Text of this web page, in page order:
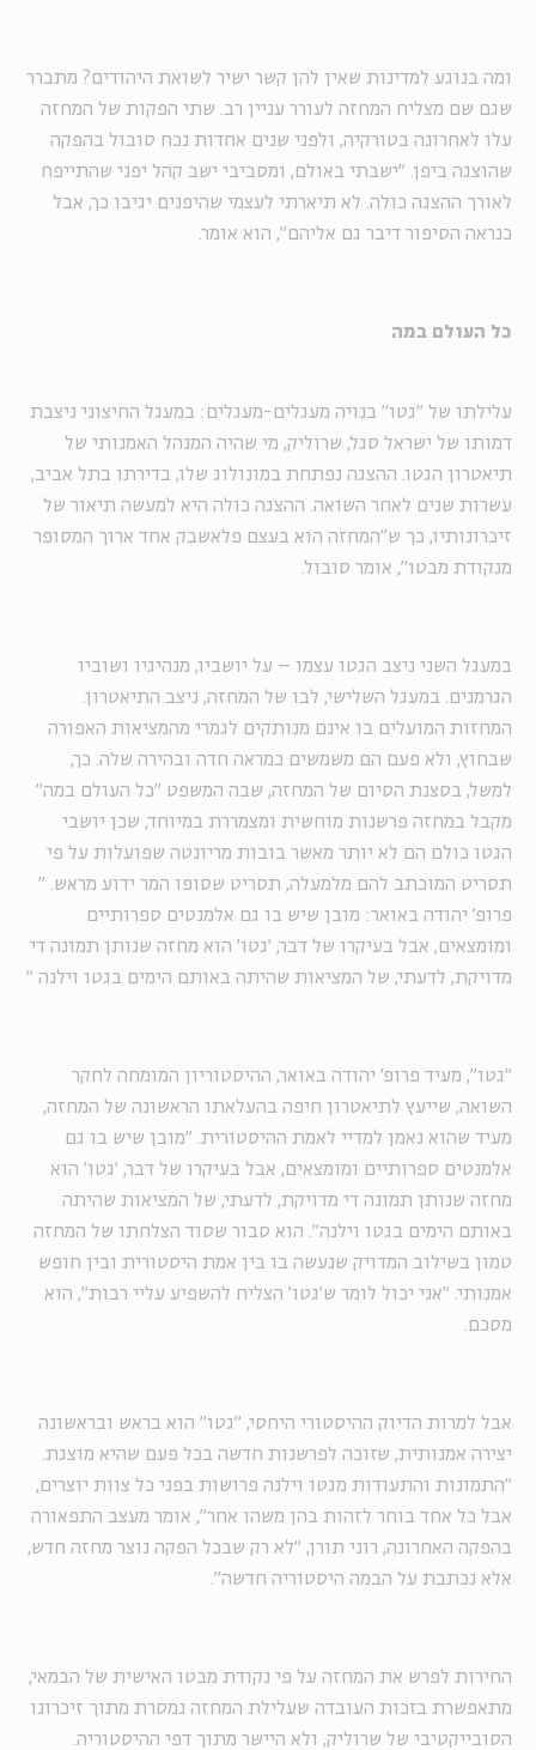
ומה בנוגע למדינות שאין להן קשר ישיר לשואת היהודים? מתברר
שגם שם מצליח המחזה לעורר עניין רב. שתי הפקות של המחזה
עלו לאחרונה בטורקיה, ולפני שנים אחדות נכח סובול בהפקה
שהוצגה ביפן. "ישבתי באולם, ומסביבי ישב קהל יפני שהתייפח
לאורך ההצגה כולה. לא תיארתי לעצמי שהיפנים יגיבו כך, אבל
כנראה הסיפור דיבר גם אליהם", הוא אומר.
כל העולם במה
עלילתו של "גטו" בנויה מעגלים-מעגלים: במעגל החיצוני ניצבת
דמותו של ישראל סגל, שרוליק, מי שהיה המנהל האמנותי של
תיאטרון הגטו. ההצגה נפתחת במונולוג שלו, בדירתו בתל אביב,
עשרות שנים לאחר השואה. ההצגה כולה היא למעשה תיאור של
זיכרונותיו, כך ש"המחזה הוא בעצם פלאשבק אחד ארוך המסופר
מנקודת מבטו", אומר סובול.
במעגל השני ניצב הגטו עצמו – על יושביו, מנהיגיו ושוביו
הגרמנים. במעגל השלישי, לבו של המחזה, ניצב התיאטרון.
המחזות המועלים בו אינם מנותקים לגמרי מהמציאות האפורה
שבחוץ, ולא פעם הם משמשים כמראה חדה ובהירה שלה. כך,
למשל, בסצנת הסיום של המחזה, שבה המשפט "כל העולם במה"
מקבל במחזה פרשנות מוחשית ומצמררת במיוחד, שכן יושבי
הגטו כולם הם לא יותר מאשר בובות מריונטה שפועלות על פי
תסריט המוכתב להם מלמעלה, תסריט שסופו המר ידוע מראש.
"
פרופ' יהודה באואר: מובן שיש בו גם אלמנטים ספרותיים
ומומצאים, אבל בעיקרו של דבר, 'גטו' הוא מחזה שנותן תמונה די
מדויקת, לדעתי, של המציאות שהיתה באותם הימים בגטו וילנה "
"גטו", מעיד פרופ' יהודה באואר, ההיסטוריון המומחה לחקר
השואה, שייעץ לתיאטרון חיפה בהעלאתו הראשונה של המחזה,
מעיד שהוא נאמן למדיי לאמת ההיסטורית. "מובן שיש בו גם
אלמנטים ספרותיים ומומצאים, אבל בעיקרו של דבר, 'גטו' הוא
מחזה שנותן תמונה די מדויקת, לדעתי, של המציאות שהיתה
באותם הימים בגטו וילנה". הוא סבור שסוד הצלחתו של המחזה
טמון בשילוב המדויק שנעשה בו בין אמת היסטורית ובין חופש
אמנותי. "אני יכול לומר ש'גטו' הצליח להשפיע עליי רבות", הוא
מסכם.
אבל למרות הדיוק ההיסטורי היחסי, "גטו" הוא בראש ובראשונה
יצירה אמנותית, שזוכה לפרשנות חדשה בכל פעם שהיא מוצגת.
"התמונות והתעודות מגטו וילנה פרושות בפני כל צוות יוצרים,
אבל כל אחד בוחר לזהות בהן משהו אחר", אומר מעצב התפאורה
בהפקה האחרונה, רוני תורן, "לא רק שבכל הפקה נוצר מחזה חדש,
אלא נכתבת על הבמה היסטוריה חדשה".
החירות לפרש את המחזה על פי נקודת מבטו האישית של הבמאי,
מתאפשרת בזכות העובדה שעלילת המחזה נמסרת מתוך זיכרונו
הסובייקטיבי של שרוליק, ולא היישר מתוך דפי ההיסטוריה.